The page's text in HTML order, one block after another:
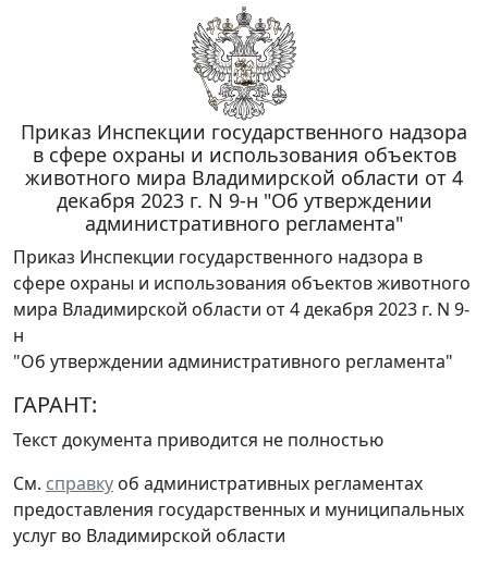
Приказ Инспекции государственного надзора
в сфере охраны и использования объектов
животного мира Владимирской области от 4
декабря 2023 г. N 9-н "Об утверждении
административного регламента"
Приказ Инспекции государственного надзора в
сфере охраны и использования объектов животного
мира Владимирской области от 4 декабря 2023 г. N 9-
н
"Об утверждении административного регламента"
ГАРАНТ:
Текст документа приводится не полностью
См. справку об административных регламентах
предоставления государственных и муниципальных
услуг во Владимирской области